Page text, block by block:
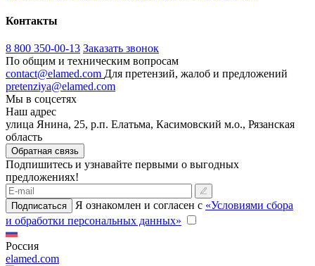
Контакты
8 800 350-00-13 Заказать звонок
По общим и техническим вопросам
contact@elamed.com Для претензий, жалоб и предложений
pretenziya@elamed.com
Мы в соцсетях
Наш адрес
улица Янина, 25, р.п. Елатьма, Касимовский м.о., Рязанская
область
Обратная связь
Подпишитесь и узнавайте первыми о выгодных
предложениях!
Подписаться Я ознакомлен и согласен с «Условиями сбора
и обработки персональных данных»
Россия
elamed.com